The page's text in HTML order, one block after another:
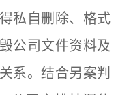
私自删除、格式
公司文件资料及
系。结合另案判